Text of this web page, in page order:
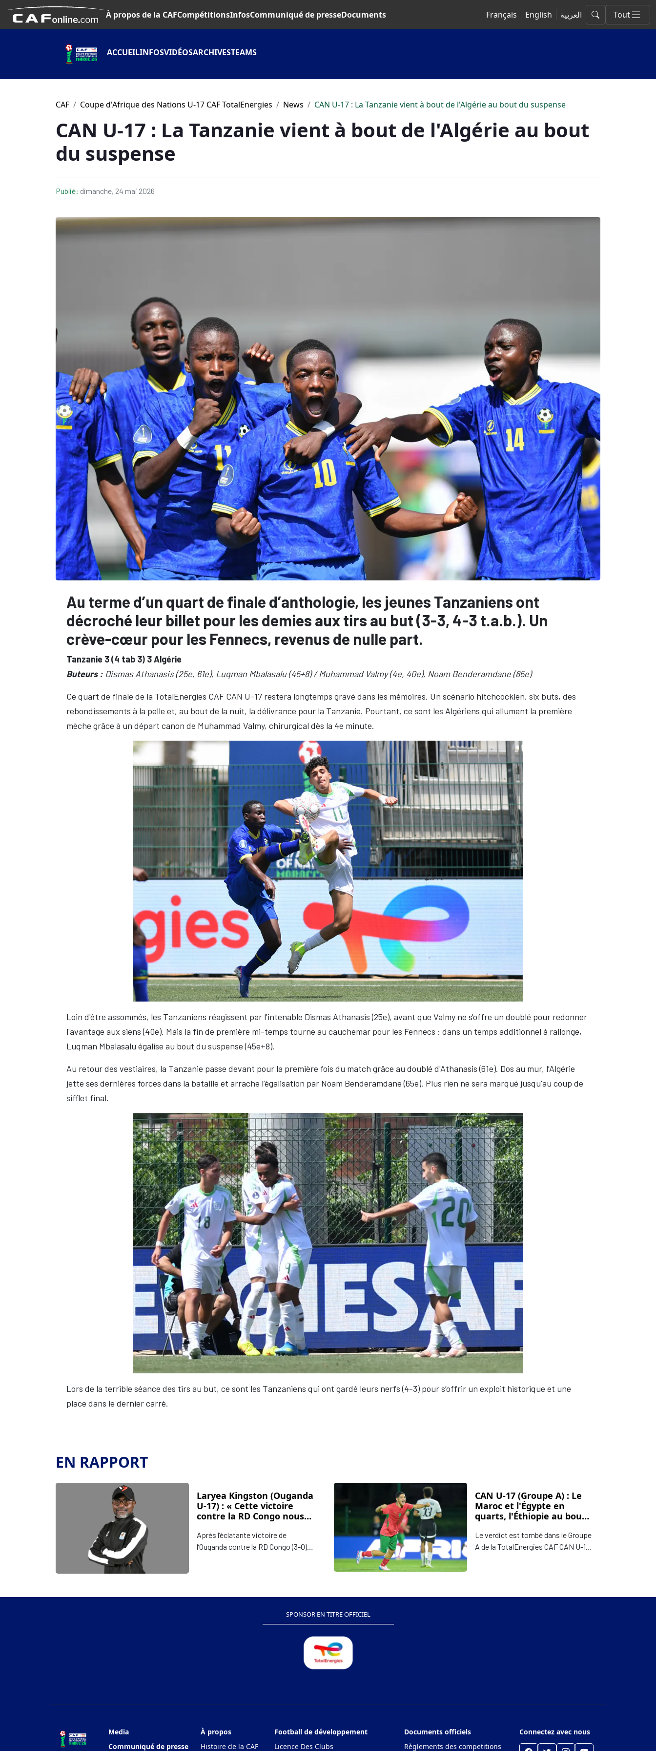
À propos de la CAFCompétitionsInfosCommuniqué de presseDocuments Français English العربية Tout
ACCUEILINFOSVIDÉOSARCHIVESTEAMS
CAF Coupe d'Afrique des Nations U-17 CAF TotalEnergies News CAN U-17 : La Tanzanie vient à bout de l'Algérie au bout du suspense
CAN U-17 : La Tanzanie vient à bout de l'Algérie au bout
du suspense
Publié: dimanche, 24 mai 2026
Au terme d’un quart de finale d’anthologie, les jeunes Tanzaniens ont
décroché leur billet pour les demies aux tirs au but (3-3, 4-3 t.a.b.). Un
crève-cœur pour les Fennecs, revenus de nulle part.
Tanzanie 3 (4 tab 3) 3 Algérie
Buteurs : Dismas Athanasis (25e, 61e), Luqman Mbalasalu (45+8) / Muhammad Valmy (4e, 40e), Noam Benderamdane (65e)
Ce quart de finale de la TotalEnergies CAF CAN U-17 restera longtemps gravé dans les mémoires. Un scénario hitchcockien, six buts, des
rebondissements à la pelle et, au bout de la nuit, la délivrance pour la Tanzanie. Pourtant, ce sont les Algériens qui allument la première
mèche grâce à un départ canon de Muhammad Valmy, chirurgical dès la 4e minute.
Loin d'être assommés, les Tanzaniens réagissent par l'intenable Dismas Athanasis (25e), avant que Valmy ne s'offre un doublé pour redonner
l'avantage aux siens (40e). Mais la fin de première mi-temps tourne au cauchemar pour les Fennecs : dans un temps additionnel à rallonge,
Luqman Mbalasalu égalise au bout du suspense (45e+8).
Au retour des vestiaires, la Tanzanie passe devant pour la première fois du match grâce au doublé d'Athanasis (61e). Dos au mur, l’Algérie
jette ses dernières forces dans la bataille et arrache l’égalisation par Noam Benderamdane (65e). Plus rien ne sera marqué jusqu'au coup de
sifflet final.
Lors de la terrible séance des tirs au but, ce sont les Tanzaniens qui ont gardé leurs nerfs (4-3) pour s’offrir un exploit historique et une
place dans le dernier carré.
EN RAPPORT
Laryea Kingston (Ouganda
U-17) : « Cette victoire
contre la RD Congo nous
suite »
Après l’éclatante victoire de
l’Ouganda contre la RD Congo (3-0)
CAN U-17 (Groupe A) : Le
Maroc et l'Égypte en
quarts, l'Éthiopie au bout
Le verdict est tombé dans le Groupe
A de la TotalEnergies CAF CAN U-17
SPONSOR EN TITRE OFFICIEL
Media
Communiqué de presse
À propos
Histoire de la CAF
Football de développement
Licence Des Clubs
Documents officiels
Règlements des competitions
Connectez avec nous